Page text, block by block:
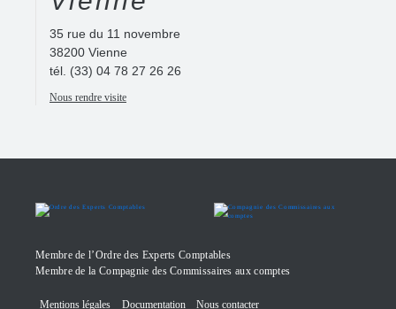
35 rue du 11 novembre
38200 Vienne
tél. (33) 04 78 27 26 26
Nous rendre visite
Membre de l’Ordre des Experts Comptables
Membre de la Compagnie des Commissaires aux comptes
Mentions légales Documentation Nous contacter